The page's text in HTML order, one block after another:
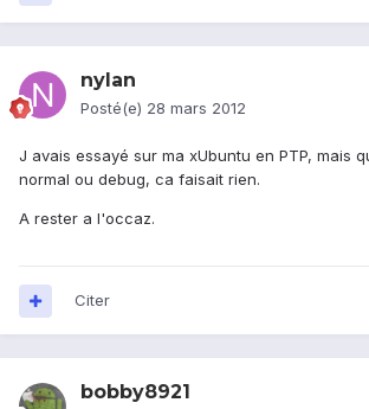
nylan
Posté(e) 28 mars 2012
J avais essayé sur ma xUbuntu en PTP, mais
normal ou debug, ca faisait rien.
A rester a l'occaz.
Citer
bobby8921